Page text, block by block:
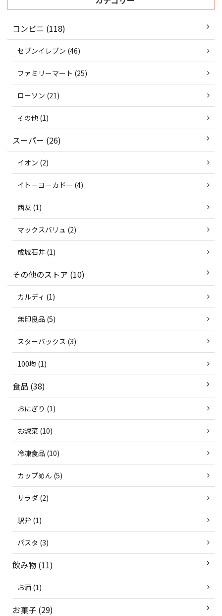
コンビニ (118)
セブンイレブン (46)
ファミリーマート (25)
ローソン (21)
その他 (1)
スーパー (26)
イオン (2)
イトーヨーカドー (4)
西友 (1)
マックスバリュ (2)
成城石井 (1)
その他のストア (10)
カルディ (1)
無印良品 (5)
スターバックス (3)
100均 (1)
食品 (38)
おにぎり (1)
お惣菜 (10)
冷凍食品 (10)
カップめん (5)
サラダ (2)
駅弁 (1)
パスタ (3)
飲み物 (11)
お酒 (1)
お菓子 (29)